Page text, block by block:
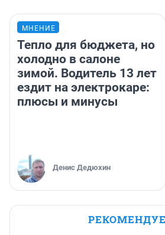
МНЕНИЕ
Тепло для бюджета, но
холодно в салоне
зимой. Водитель 13 лет
ездит на электрокаре:
плюсы и минусы
Денис Дедюхин